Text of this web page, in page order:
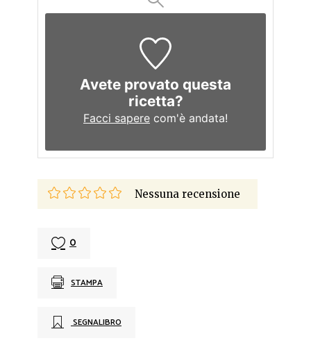
Avete provato questa
ricetta?
Facci sapere com'è andata!
Nessuna recensione
0
STAMPA
SEGNALIBRO